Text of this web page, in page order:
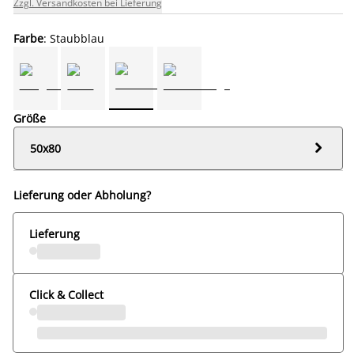
Farbe: Staubblau
Größe
50x80

Lieferung oder Abholung?
Lieferung
Click & Collect